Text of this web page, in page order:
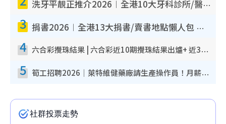
洗牙平靚正推介2026︱全港10大牙科診所/醫院懶人包 夜診至8點/鎮靜潔牙/醫療券適用
3 捐書2026︱全港13大捐書/賣書地點懶人包 二手課本最高$150＋舊書換免費咖啡/戲票
4 六合彩攪珠結果 | 六合彩近10期攪珠結果出爐+ 近30期最旺熱門中獎號碼
5 筍工招聘2026｜萊特維健藥廠請生產操作員！月薪高達$1.7萬 冷氣廠房/五天工作/保證雙糧